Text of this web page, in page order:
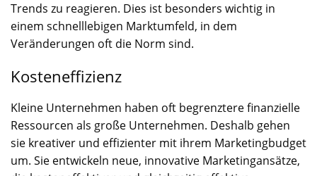
Trends zu reagieren. Dies ist besonders wichtig in
einem schnelllebigen Marktumfeld, in dem
Veränderungen oft die Norm sind.
Kosteneffizienz
Kleine Unternehmen haben oft begrenztere finanzielle
Ressourcen als große Unternehmen. Deshalb gehen
sie kreativer und effizienter mit ihrem Marketingbudget
um. Sie entwickeln neue, innovative Marketingansätze,